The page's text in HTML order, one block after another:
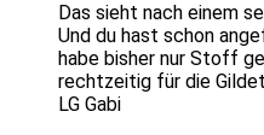
Das sieht nach einem
Und du hast schon
habe bisher nur Stoff
rechtzeitig für die
LG Gabi